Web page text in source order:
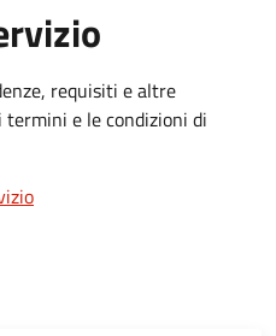
requisiti e altre
e le condizioni di